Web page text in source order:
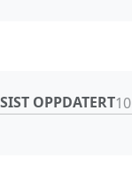
SIST OPPDATERT